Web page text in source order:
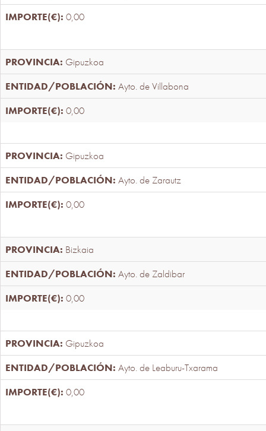
0,00
Gipuzkoa
Ayto. de Villabona
0,00
Gipuzkoa
Ayto. de Zarautz
0,00
Bizkaia
Ayto. de Zaldibar
0,00
Gipuzkoa
Ayto. de Leaburu-Txarama
0,00